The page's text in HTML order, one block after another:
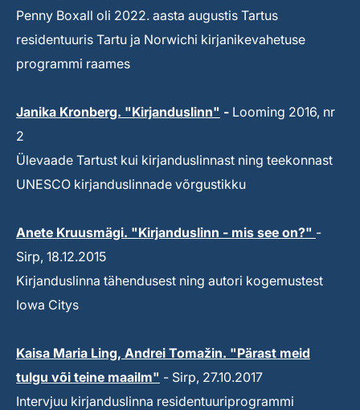
Penny Boxall oli 2022. aasta augustis Tartus
residentuuris Tartu ja Norwichi kirjanikevahetuse
programmi raames
Janika Kronberg. "Kirjanduslinn" - Looming 2016, nr
2
Ülevaade Tartust kui kirjanduslinnast ning teekonnast
UNESCO kirjanduslinnade võrgustikku
Anete Kruusmägi. "Kirjanduslinn - mis see on?" -
Sirp, 18.12.2015
Kirjanduslinna tähendusest ning autori kogemustest
Iowa Citys
Kaisa Maria Ling, Andrei Tomažin. "Pärast meid
tulgu või teine maailm" - Sirp, 27.10.2017
Intervjuu kirjanduslinna residentuuriprogrammi